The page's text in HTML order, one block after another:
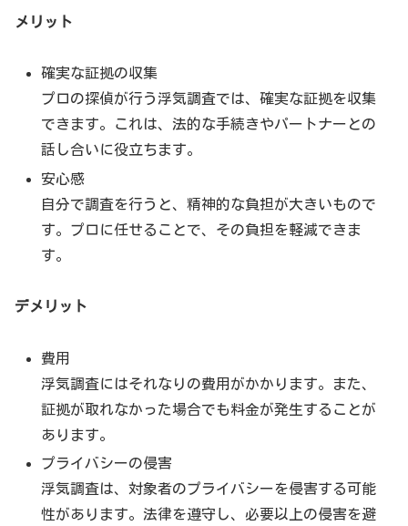
メリット
確実な証拠の収集
プロの探偵が行う浮気調査では、確実な証拠を収集
できます。これは、法的な手続きやパートナーとの
話し合いに役立ちます。
安心感
自分で調査を行うと、精神的な負担が大きいもので
す。プロに任せることで、その負担を軽減できま
す。
デメリット
費用
浮気調査にはそれなりの費用がかかります。また、
証拠が取れなかった場合でも料金が発生することが
あります。
プライバシーの侵害
浮気調査は、対象者のプライバシーを侵害する可能
性があります。法律を遵守し、必要以上の侵害を避